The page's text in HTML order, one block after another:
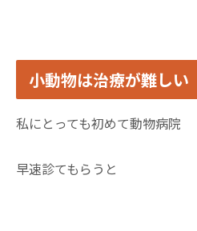
小動物は治療が難しい
私にとっても初めて動物病院
早速診てもらうと